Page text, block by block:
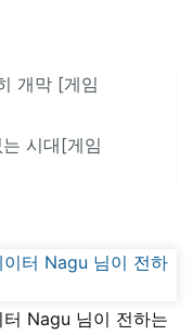
개막 [게임
시대[게임
Nagu 님이 전하는